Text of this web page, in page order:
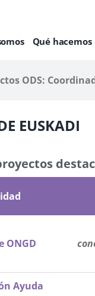
Qué hacemos
ODS:
EUSKADI
ONGD
Ayuda